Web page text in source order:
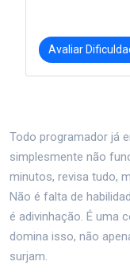
Avaliar
Todo programador já
simplesmente não
minutos, revisa tudo,
Não é falta de
é adivinhação. É uma
domina isso, não
surjam.